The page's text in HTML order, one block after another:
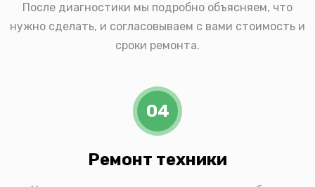
После диагностики мы подробно объясняем, что
нужно сделать, и согласовываем с вами стоимость и
сроки ремонта.
04
Ремонт техники